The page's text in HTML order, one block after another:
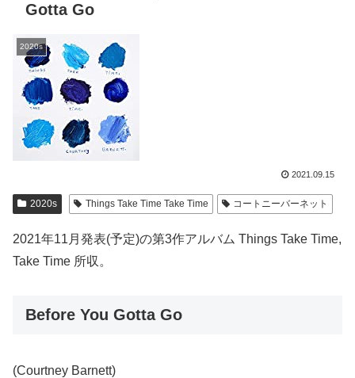
Gotta Go
2020s
2021.09.15
2020s Things Take Time Take Time コートニーバーネット
2021年11月発表(予定)の第3作アルバム Things Take Time,
Take Time 所収。
Before You Gotta Go
(Courtney Barnett)